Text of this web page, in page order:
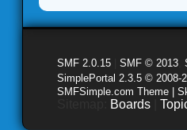
SMF 2.0.15 SMF © 2013
SimplePortal 2.3.5 © 2008-
SMFSimple.com Theme |
Boards